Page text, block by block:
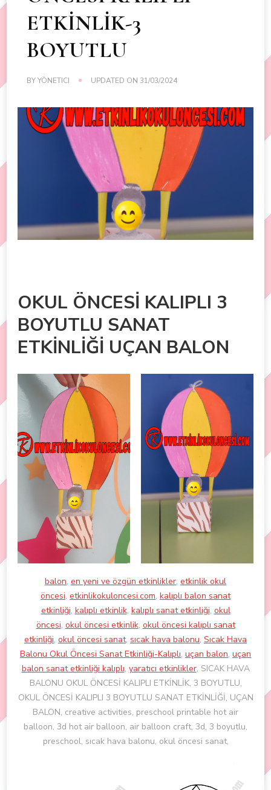
ETKİNLİK-3
BOYUTLU
BYYÖNETICI UPDATED ON 31/03/2024
OKUL ÖNCESİ KALIPLI 3
BOYUTLU SANAT
ETKİNLİĞİ UÇAN BALON
balon, en yeni ve özgün etkinlikler, etkinlik okul
öncesi, etkinlikokuloncesi.com, kalıplı balon sanat
etkinliği, kalıplı etkinlik, kalıplı sanat etkinliği, okul
öncesi, okul öncesi etkinlik, okul öncesi kalıplı sanat
etkinliği, okul öncesi sanat, sıcak hava balonu, Sıcak Hava
Balonu Okul Öncesi Sanat Etkinliği-Kalıplı, uçan balon, uçan
balon sanat etkinliği kalıplı, yaratıcı etkinlikler, SICAK HAVA
BALONU OKUL ÖNCESİ KALIPLI ETKİNLİK, 3 BOYUTLU,
OKUL ÖNCESİ KALIPLI 3 BOYUTLU SANAT ETKİNLİĞİ, UÇAN
BALON, creative activities, preschool printable hot air
balloon, 3d hot air balloon, air balloon craft, 3d, 3 boyutlu,
preschool, sıcak hava balonu, okul öncesi sanat,